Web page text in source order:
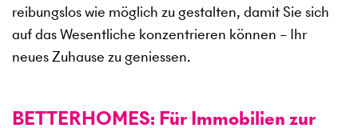
reibungslos wie möglich zu gestalten, damit Sie sich
auf das Wesentliche konzentrieren können – Ihr
neues Zuhause zu geniessen.
BETTERHOMES: Für Immobilien zur